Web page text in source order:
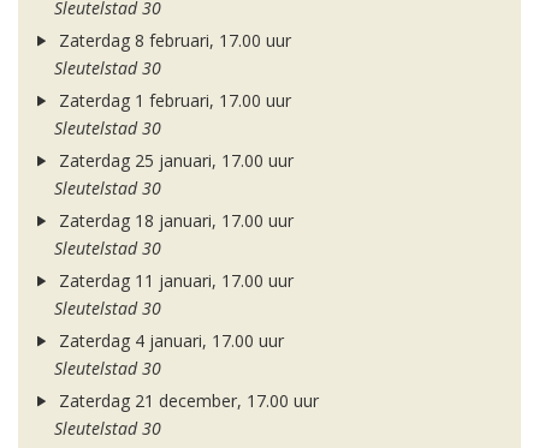
Sleutelstad 30
Zaterdag 8 februari, 17.00 uur
Sleutelstad 30
Zaterdag 1 februari, 17.00 uur
Sleutelstad 30
Zaterdag 25 januari, 17.00 uur
Sleutelstad 30
Zaterdag 18 januari, 17.00 uur
Sleutelstad 30
Zaterdag 11 januari, 17.00 uur
Sleutelstad 30
Zaterdag 4 januari, 17.00 uur
Sleutelstad 30
Zaterdag 21 december, 17.00 uur
Sleutelstad 30